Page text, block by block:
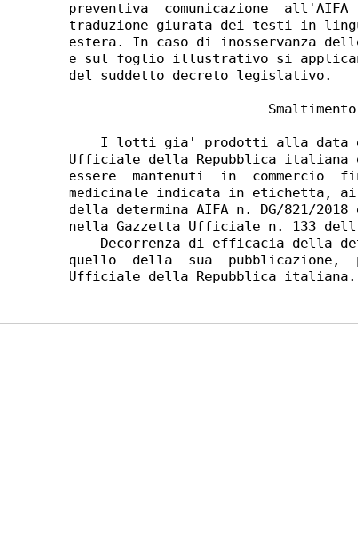
preventiva  comunicazione
traduzione giurata dei testi in
estera. In caso di inosservanza
e sul foglio illustrativo si
del suddetto decreto legislativo.
I lotti gia' prodotti alla data
Ufficiale della Repubblica italiana
essere  mantenuti  in  commercio
medicinale indicata in etichetta,
della determina AIFA n. DG/821/
nella Gazzetta Ufficiale n. 133
Decorrenza di efficacia della
quello  della  sua